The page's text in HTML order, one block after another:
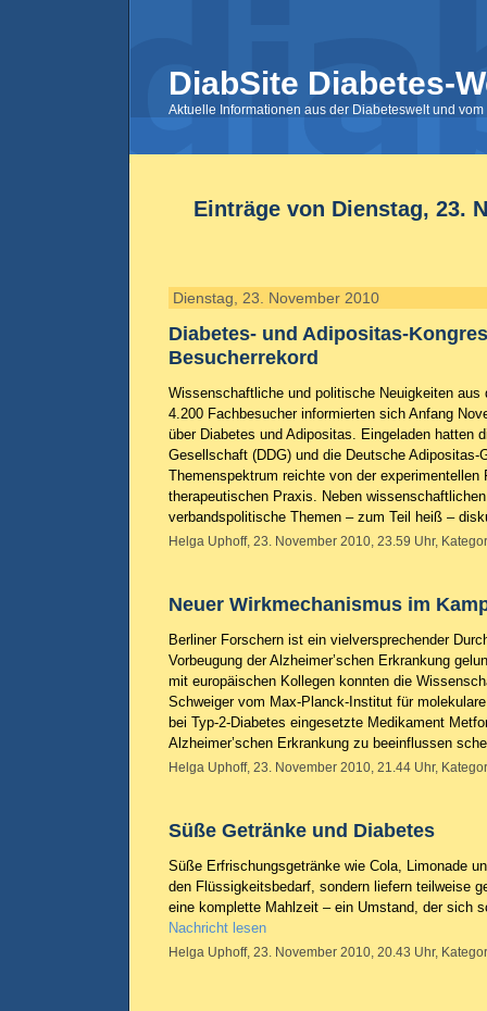
DiabSite Diabetes-
Aktuelle Informationen aus der Diabeteswelt und
Einträge von Dienstag, 23.
Dienstag, 23. November 2010
Diabetes- und Adipositas-
Besucherrekord
Wissenschaftliche und politische Neuigkeiten aus
4.200 Fachbesucher informierten sich Anfang
über Diabetes und Adipositas. Eingeladen hatten
Gesellschaft (DDG) und die Deutsche Adipositas-
Themenspektrum reichte von der experimentellen
therapeutischen Praxis. Neben
verbandspolitische Themen – zum Teil heiß –
Helga Uphoff, 23. November 2010, 23.59 Uhr,
Neuer Wirkmechanismus im
Berliner Forschern ist ein vielversprechender
Vorbeugung der Alzheimer’schen Erkrankung
mit europäischen Kollegen konnten die
Schweiger vom Max-Planck-Institut für
bei Typ-2-Diabetes eingesetzte Medikament
Alzheimer’schen Erkrankung zu beeinflussen
Helga Uphoff, 23. November 2010, 21.44 Uhr,
Süße Getränke und Diabetes
Süße Erfrischungsgetränke wie Cola, Limonade
den Flüssigkeitsbedarf, sondern liefern teilweise
eine komplette Mahlzeit – ein Umstand, der sich
Nachricht lesen
Helga Uphoff, 23. November 2010, 20.43 Uhr,